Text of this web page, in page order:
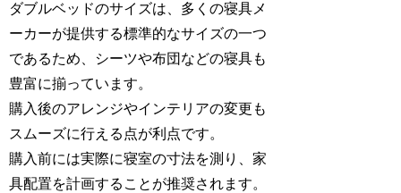
ダブルベッドのサイズは、多くの寝具メ
ーカーが提供する標準的なサイズの一つ
であるため、シーツや布団などの寝具も
豊富に揃っています。
購入後のアレンジやインテリアの変更も
スムーズに行える点が利点です。
購入前には実際に寝室の寸法を測り、家
具配置を計画することが推奨されます。